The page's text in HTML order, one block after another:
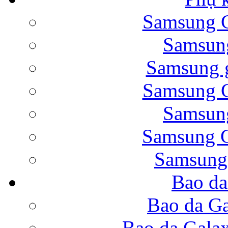
Bao da Samsung
Bao da Galaxy
Nắp lưng Samsung
Samsung
Samsung
Samsung
Bao
Bao da